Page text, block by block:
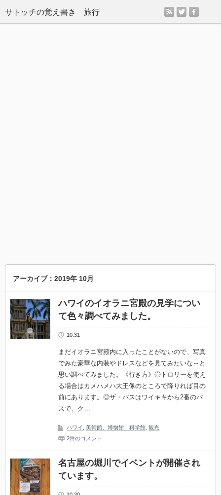
サトッチの覚え書き 旅行 rss twitter
アーカイブ：2019年 10月
ハワイのイオラニ宮殿の見学につい
て色々調べてみました。
10.31
まだイオラニ宮殿内に入ったことがないので、写真
でみた豪華な内装やドレスなどを見てみたいな～と
思い調べてみました。《行き方》◎トロリーを使え
る場合はカメハメハ大王像のところで降りれば目の
前にあります。◎ザ・バスはワイキキから2番のバ
スで、ク…
ハワイ ,美術館、博物館、科学館 ,観光
2件のコメント
名古屋の堀川でイベントが開催され
ています。